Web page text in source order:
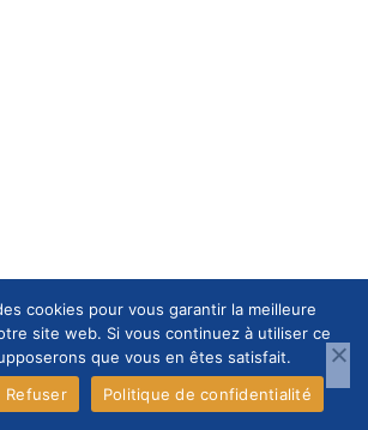
cookies pour vous garantir la meilleure
site web. Si vous continuez à utiliser ce
que vous en êtes satisfait.
Refuser Politique de confidentialité